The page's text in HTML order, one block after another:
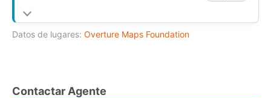
Datos de lugares: Overture Maps Foundation
Contactar Agente